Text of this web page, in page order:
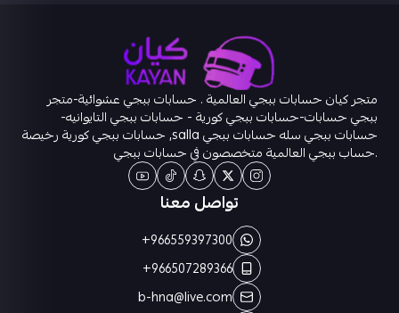
متجر كيان حسابات ببجي العالمية . حسابات ببجي عشوائية-متجر
ببجي حسابات-حسابات ببجي كورية - حسابات ببجي التايوانيه-
حسابات ببجي سله حسابات ببجي salla, حسابات ببجي كورية رخيصة
.حساب ببجي العالمية متخصصون في حسابات ببجي
تواصل معنا
+966559397300
+966507289366
b-hna@live.com